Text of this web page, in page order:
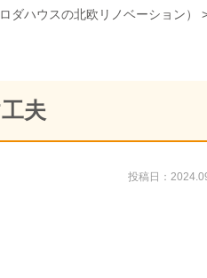
ダハウスの北欧リノベーション）
夫
投稿日：